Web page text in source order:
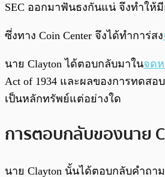
SEC ออกมาฟันธงกันแน่ จึงทำใ
ซึ่งทาง Coin Center จึงได้ทำการ่สง
นาย Clayton ได้ตอบกลับมาในจด
Act of 1934 และผลของการทดส
เป็นหลักทรัพย์แต่อย่างใด
การตอบกลับของนาย
นาย Clayton นั้นได้ตอบกลับคำถาม